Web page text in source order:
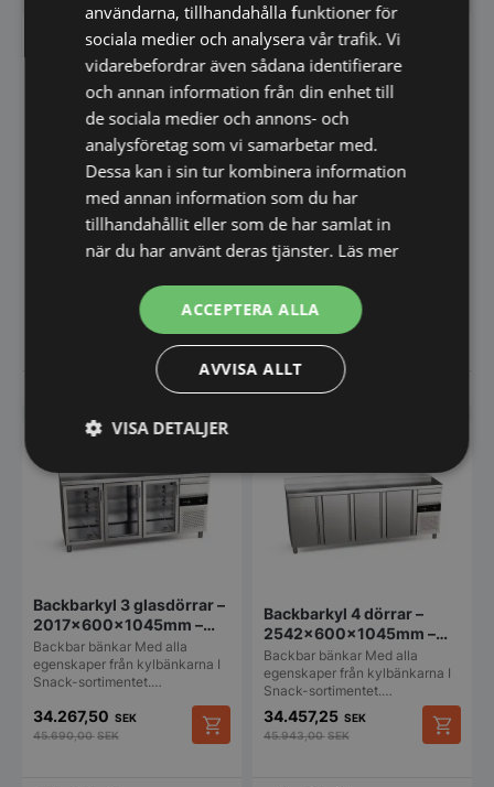
SPARA 25%
Backbarkyl 2 glasdörrar –
1492x600x1045mm –
Backbar bänkar Med alla
Snack-sortimentet.…
SPARA 25%
Backbarkyl 3 dörrar –
2017x600x1045mm –
Fagor
Backbar bänkar Med alla
Snack-sortimentet.…
28.833,75
SEK
SEK
Vi prisjämför
Backbarkyl 3 glasdörrar –
2017x600x1045mm –
Fagor
Backbar bänkar Med alla
egenskaper från kylbänkarna I
Snack-sortimentet.…
34.267,50 SEK
45.690,00SEK
Backbarkyl 4 dörrar –
2542x600x1045mm –
Fagor
Backbar bänkar Med alla
egenskaper från kylbänkarna I
Snack-sortimentet.…
34.457,25 SEK
45.943,00SEK
användarna, tillhandahålla funktioner för
sociala medier och analysera vår trafik. Vi
vidarebefordrar även sådana identifierare
och annan information från din enhet till
de sociala medier och annons- och
analysföretag som vi samarbetar med.
Dessa kan i sin tur kombinera information
med annan information som du har
tillhandahållit eller som de har samlat in
när du har använt deras tjänster. Läs mer
ACCEPTERA ALLA
AVVISA ALLT
VISA DETALJER
Strikt
nödvändigt
Prestanda Inriktning
Strikt nödvändigt Prestanda
Inriktning